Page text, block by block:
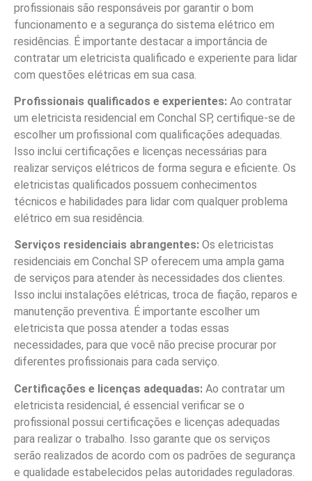
profissionais são responsáveis por garantir o bom
funcionamento e a segurança do sistema elétrico em
residências. É importante destacar a importância de
contratar um eletricista qualificado e experiente para lidar
com questões elétricas em sua casa.
Profissionais qualificados e experientes: Ao contratar
um eletricista residencial em Conchal SP, certifique-se de
escolher um profissional com qualificações adequadas.
Isso inclui certificações e licenças necessárias para
realizar serviços elétricos de forma segura e eficiente. Os
eletricistas qualificados possuem conhecimentos
técnicos e habilidades para lidar com qualquer problema
elétrico em sua residência.
Serviços residenciais abrangentes: Os eletricistas
residenciais em Conchal SP oferecem uma ampla gama
de serviços para atender às necessidades dos clientes.
Isso inclui instalações elétricas, troca de fiação, reparos e
manutenção preventiva. É importante escolher um
eletricista que possa atender a todas essas
necessidades, para que você não precise procurar por
diferentes profissionais para cada serviço.
Certificações e licenças adequadas: Ao contratar um
eletricista residencial, é essencial verificar se o
profissional possui certificações e licenças adequadas
para realizar o trabalho. Isso garante que os serviços
serão realizados de acordo com os padrões de segurança
e qualidade estabelecidos pelas autoridades reguladoras.